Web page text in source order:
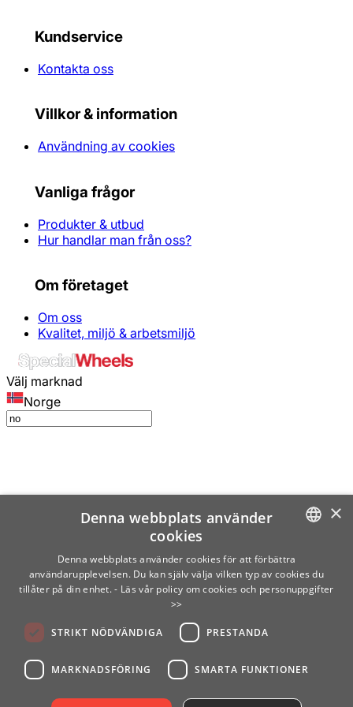
Kundservice
Kontakta oss
Villkor & information
Användning av cookies
Vanliga frågor
Produkter & utbud
Hur handlar man från oss?
Om företaget
Om oss
Kvalitet, miljö & arbetsmiljö
Välj marknad
Norge
SWEDISH
×
Denna webbplats använder
cookies
Denna webbplats använder cookies för att förbättra
användarupplevelsen. Du kan själv välja vilken typ av cookies du
tillåter på din enhet. - Läs vår policy om cookies och personuppgifter
>>
STRIKT NÖDVÄNDIGA PRESTANDA
MARKNADSFÖRING SMARTA FUNKTIONER